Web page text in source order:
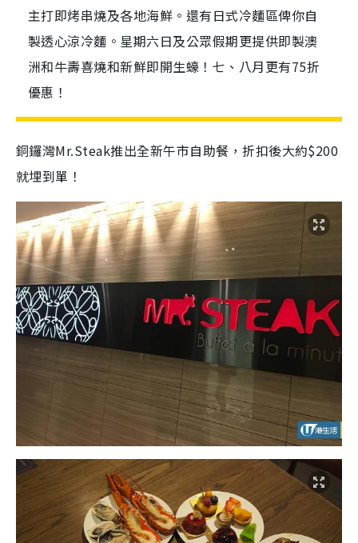
主打即烤串燒及各地海鮮。還有日式冷麵區俾你自
製透心涼冷麵。星期六日及公眾假期更提供即製澳
洲和牛壽喜燒和新鮮即開生蠔！七、八月更有75折
優惠！
銅鑼灣Mr.Steak推出全新午市自助餐，折扣後大約$200
就埋到單！